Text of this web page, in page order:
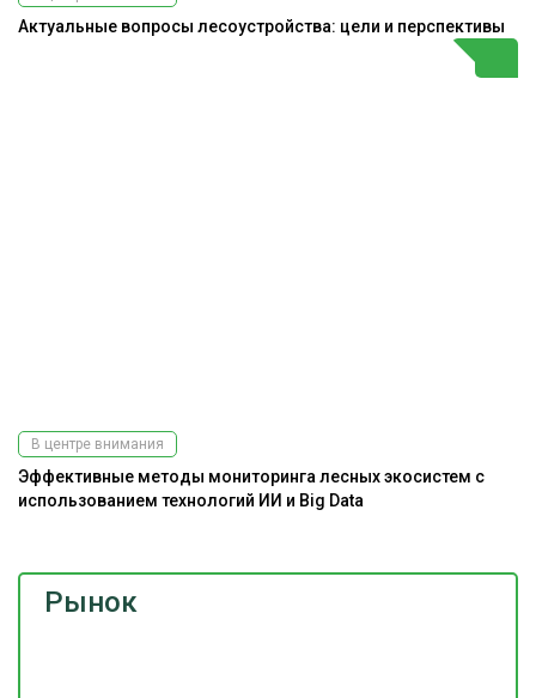
Рынок
Актуальные вопросы лесоустройства: цели и перспективы
В центре внимания
Эффективные методы мониторинга лесных экосистем с
использованием технологий ИИ и Big Data